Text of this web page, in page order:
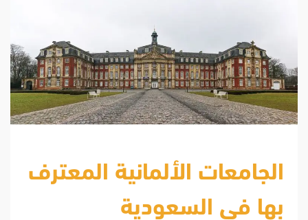
الجامعات الألمانية المعترف
بها في السعودية